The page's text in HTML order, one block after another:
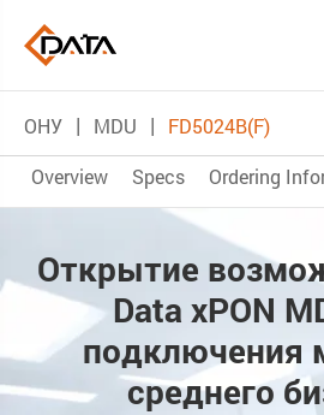
ОНУ MDU
FD5024B(F)
Overview
Specs Ordering
Открытие
Data xPON
подключения
среднего